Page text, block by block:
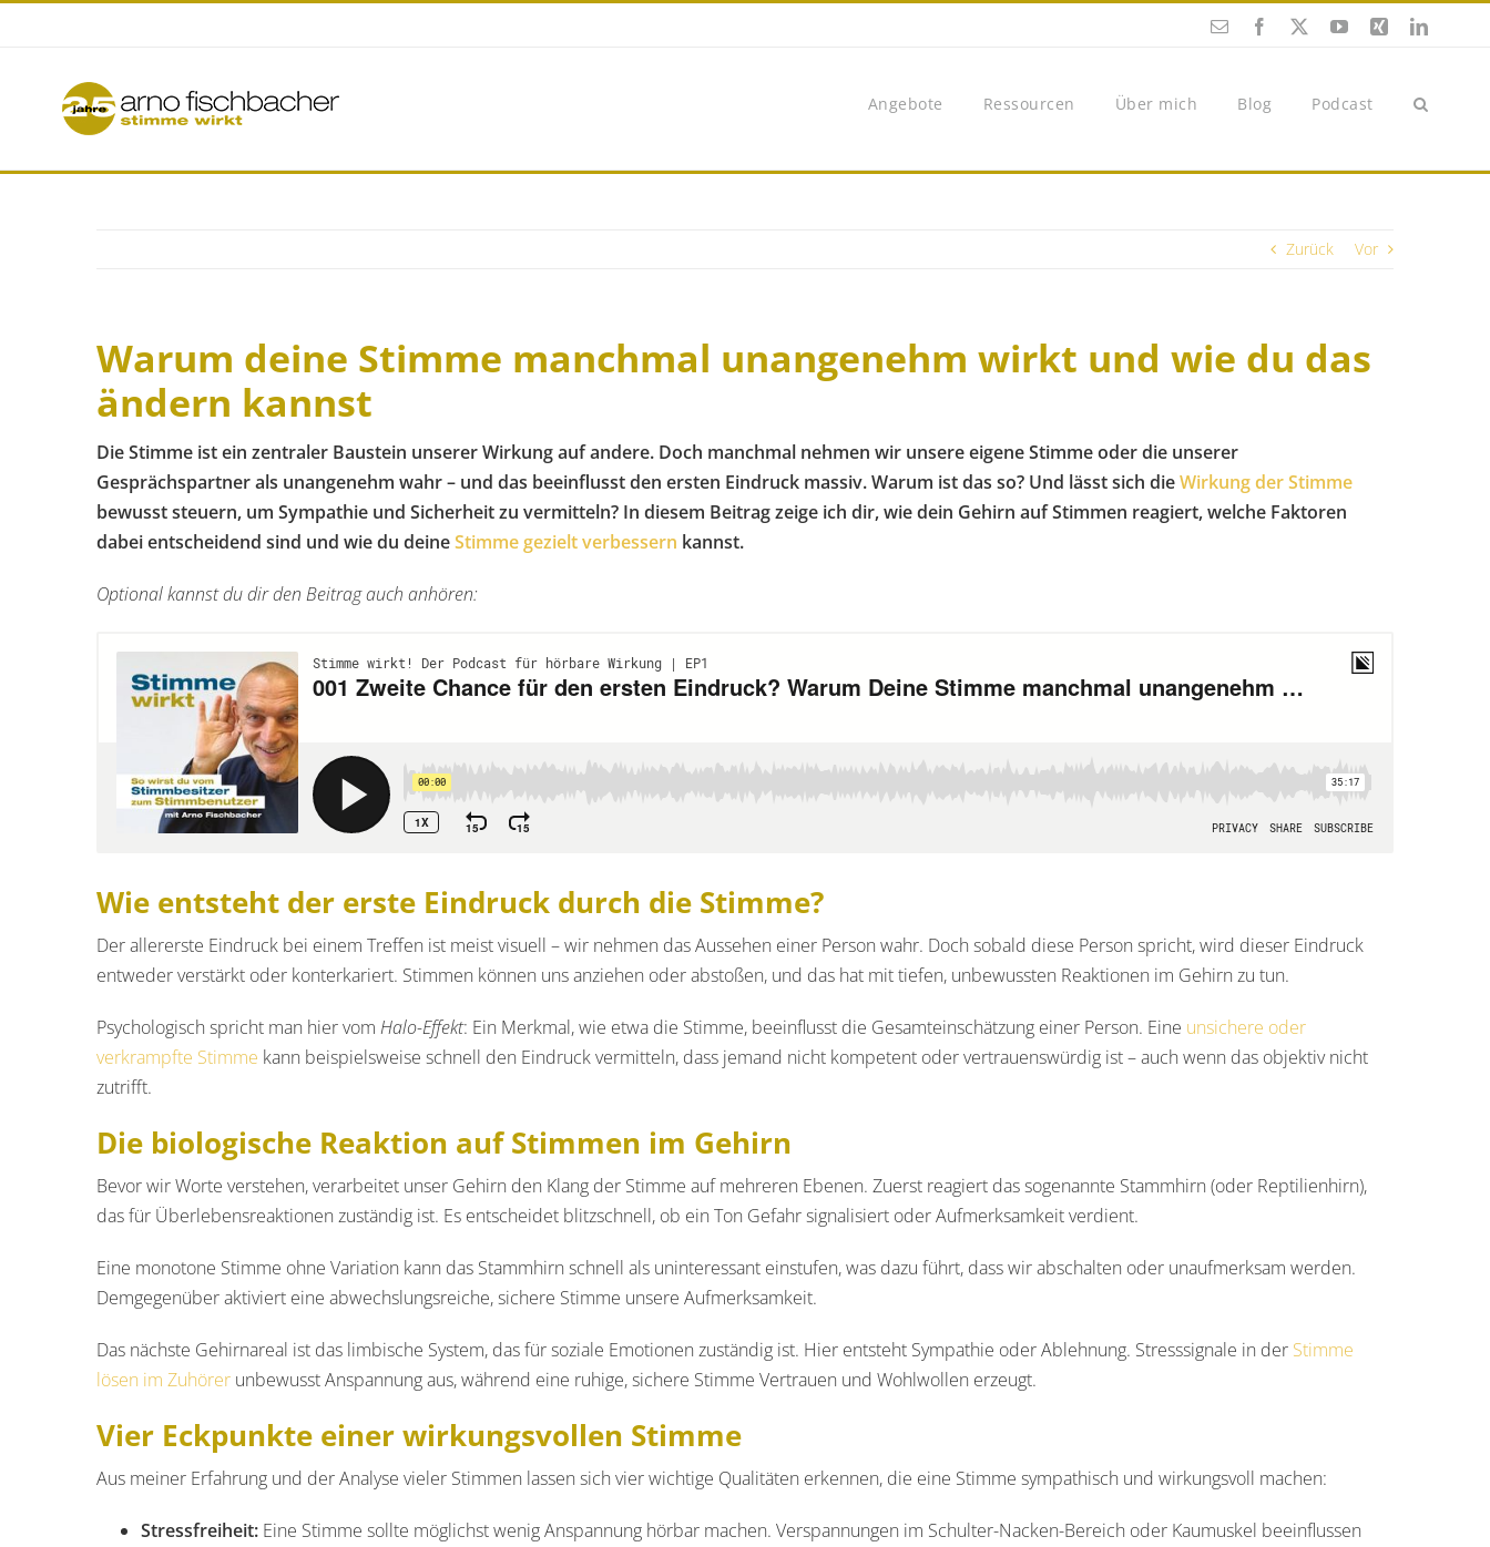
E-
Facebook YouTube
Xing
Angebote Ressourcen Über mich Blog Podcast
Zurück Vor
Warum deine Stimme manchmal unangenehm wirkt und wie du das
ändern kannst
Die Stimme ist ein zentraler Baustein unserer Wirkung auf andere. Doch manchmal nehmen wir unsere eigene Stimme oder die unserer
Gesprächspartner als unangenehm wahr – und das beeinflusst den ersten Eindruck massiv. Warum ist das so? Und lässt sich dieWirkung der Stimme
bewusst steuern, um Sympathie und Sicherheit zu vermitteln? In diesem Beitrag zeige ich dir, wie dein Gehirn auf Stimmen reagiert, welche Faktoren
dabei entscheidend sind und wie du deineStimme gezielt verbessern kannst.
Optional kannst du dir den Beitrag auch anhören:
Wie entsteht der erste Eindruck durch die Stimme?
Der allererste Eindruck bei einem Treffen ist meist visuell – wir nehmen das Aussehen einer Person wahr. Doch sobald diese Person spricht, wird dieser Eindruck
entweder verstärkt oder konterkariert. Stimmen können uns anziehen oder abstoßen, und das hat mit tiefen, unbewussten Reaktionen im Gehirn zu tun.
Psychologisch spricht man hier vom Halo-Effekt: Ein Merkmal, wie etwa die Stimme, beeinflusst die Gesamteinschätzung einer Person. Eine unsichere oder
verkrampfte Stimme kann beispielsweise schnell den Eindruck vermitteln, dass jemand nicht kompetent oder vertrauenswürdig ist – auch wenn das objektiv nicht
zutrifft.
Die biologische Reaktion auf Stimmen im Gehirn
Bevor wir Worte verstehen, verarbeitet unser Gehirn den Klang der Stimme auf mehreren Ebenen. Zuerst reagiert das sogenannte Stammhirn (oder Reptilienhirn),
das für Überlebensreaktionen zuständig ist. Es entscheidet blitzschnell, ob ein Ton Gefahr signalisiert oder Aufmerksamkeit verdient.
Eine monotone Stimme ohne Variation kann das Stammhirn schnell als uninteressant einstufen, was dazu führt, dass wir abschalten oder unaufmerksam werden.
Demgegenüber aktiviert eine abwechslungsreiche, sichere Stimme unsere Aufmerksamkeit.
Das nächste Gehirnareal ist das limbische System, das für soziale Emotionen zuständig ist. Hier entsteht Sympathie oder Ablehnung. Stresssignale in der Stimme
lösen im Zuhörer unbewusst Anspannung aus, während eine ruhige, sichere Stimme Vertrauen und Wohlwollen erzeugt.
Vier Eckpunkte einer wirkungsvollen Stimme
Aus meiner Erfahrung und der Analyse vieler Stimmen lassen sich vier wichtige Qualitäten erkennen, die eine Stimme sympathisch und wirkungsvoll machen:
Stressfreiheit: Eine Stimme sollte möglichst wenig Anspannung hörbar machen. Verspannungen im Schulter-Nacken-Bereich oder Kaumuskel beeinflussen